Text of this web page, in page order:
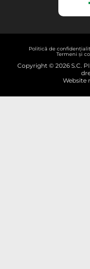
Copyright © 2026 S.C.
Website
Politică de
Termeni și